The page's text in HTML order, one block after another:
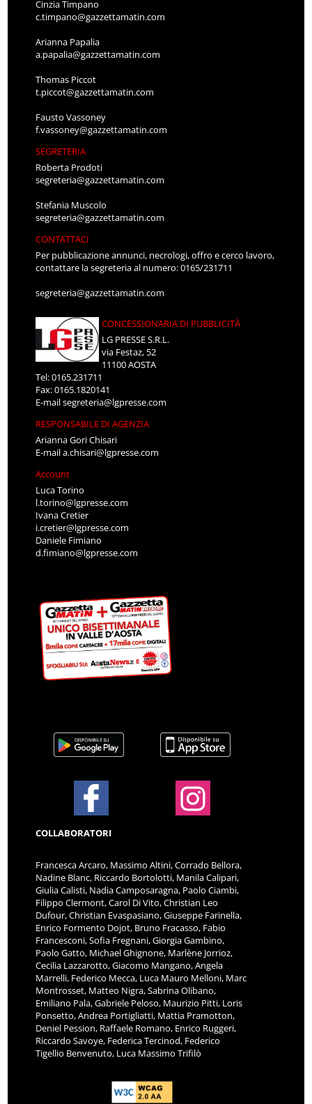
Arianna Papalia
a.papalia@gazzettamatin.com
Thomas Piccot
t.piccot@gazzettamatin.com
Fausto Vassoney
f.vassoney@gazzettamatin.com
SEGRETERIA
Roberta Prodoti
segreteria@gazzettamatin.com
Stefania Muscolo
segreteria@gazzettamatin.com
CONTATTACI
Per pubblicazione annunci, necrologi, offro e cerco lavoro,
contattare la segreteria al numero: 0165/231711
segreteria@gazzettamatin.com
LG PRESSE S.R.L.
via Festaz, 52
11100 AOSTA
Tel: 0165.231711
Fax: 0165.1820141
E-mailsegreteria@lgpresse.com
RESPONSABILE DI AGENZIA
Arianna Gori Chisari
E-maila.chisari@lgpresse.com
Account
Luca Torino
l.torino@lgpresse.com
Ivana Cretier
i.cretier@lgpresse.com
Daniele Fimiano
d.fimiano@lgpresse.com
COLLABORATORI
Nadine Blanc, Riccardo Bortolotti, Manila Calipari,
Giulia Calisti, Nadia Camposaragna, Paolo Ciambi,
Filippo Clermont, Carol Di Vito, Christian Leo
Dufour, Christian Evaspasiano, Giuseppe Farinella,
Enrico Formento Dojot, Bruno Fracasso, Fabio
Francesconi, Sofia Fregnani, Giorgia Gambino,
Paolo Gatto, Michael Ghignone, Marlène Jorrioz,
Cecilia Lazzarotto, Giacomo Mangano, Angela
Marrelli, Federico Mecca, Luca Mauro Melloni, Marc
Montrosset, Matteo Nigra, Sabrina Olibano,
Emiliano Pala, Gabriele Peloso, Maurizio Pitti, Loris
Ponsetto, Andrea Portigliatti, Mattia Pramotton,
Deniel Pession, Raffaele Romano, Enrico Ruggeri,
Riccardo Savoye, Federica Tercinod, Federico
Tigellio Benvenuto, Luca Massimo Trifilò